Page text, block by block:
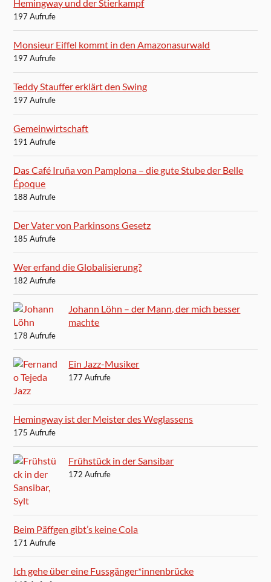
Hemingway und der Stierkampf
197 Aufrufe
Monsieur Eiffel kommt in den Amazonasurwald
197 Aufrufe
Teddy Stauffer erklärt den Swing
197 Aufrufe
Gemeinwirtschaft
191 Aufrufe
Das Café Iruña von Pamplona – die gute Stube der Belle
Époque
188 Aufrufe
Der Vater von Parkinsons Gesetz
185 Aufrufe
Wer erfand die Globalisierung?
182 Aufrufe
Johann Löhn – der Mann, der mich besser
machte
178 Aufrufe
Ein Jazz-Musiker
177 Aufrufe
Hemingway ist der Meister des Weglassens
175 Aufrufe
Frühstück in der Sansibar
172 Aufrufe
Beim Päffgen gibt’s keine Cola
171 Aufrufe
Ich gehe über eine Fussgänger*innenbrücke